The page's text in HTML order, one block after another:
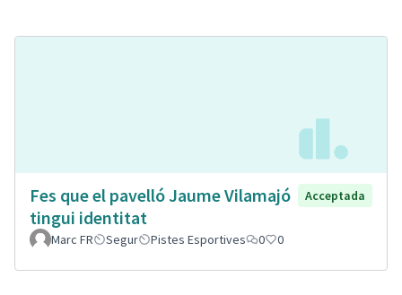
Fes que el pavelló Jaume Vilamajó
tingui identitat
Acceptada
Marc FR Segur Pistes Esportives 0 0